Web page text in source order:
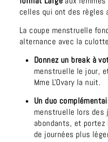
celles qui ont des règles
La coupe menstruelle
alternance avec la culotte
Donnez un break à
menstruelle le jour,
Mme L'Ovary la nuit.
Un duo
menstruelle lors des
abondants, et portez
de journées plus